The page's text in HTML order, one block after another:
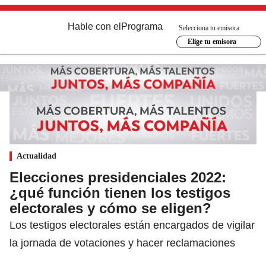
Hable con el Programa
Selecciona tu emisora
Elige tu emisora
Actualidad
Elecciones presidenciales 2022:
¿qué función tienen los testigos
electorales y cómo se eligen?
Los testigos electorales están encargados de vigilar
la jornada de votaciones y hacer reclamaciones